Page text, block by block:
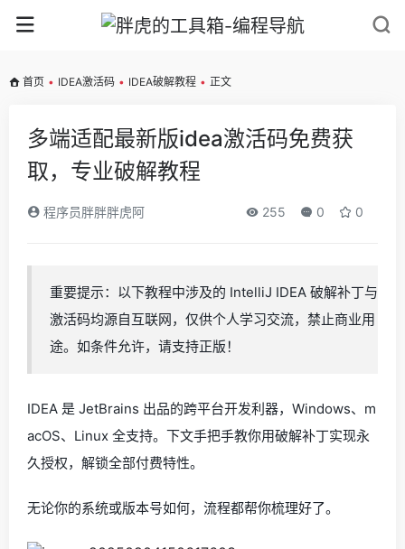
首页 • IDEA激活码 • IDEA破解教程 • 正文
多端适配最新版idea激活码免费获
取，专业破解教程
程序员胖胖胖虎阿 255 0 0
重要提示：以下教程中涉及的 IntelliJ IDEA 破解补丁与
激活码均源自互联网，仅供个人学习交流，禁止商业用
途。如条件允许，请支持正版！
IDEA 是 JetBrains 出品的跨平台开发利器，Windows、m
acOS、Linux 全支持。下文手把手教你用破解补丁实现永
久授权，解锁全部付费特性。
无论你的系统或版本号如何，流程都帮你梳理好了。